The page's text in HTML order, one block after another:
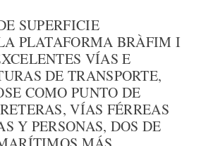
SUPERFICIE
PLATAFORMA BRÀFIM I
VÍAS E
DE TRANSPORTE,
COMO PUNTO DE
VÍAS FÉRREAS
Y PERSONAS, DOS DE